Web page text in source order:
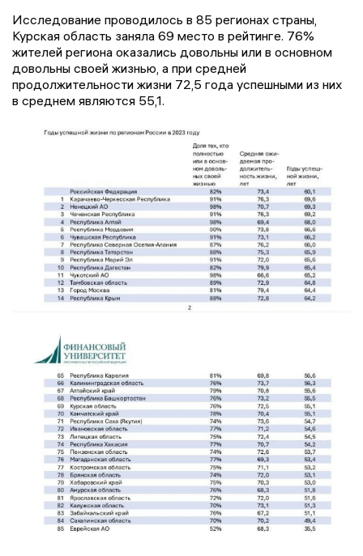
Исследование проводилось в 85 регионах страны,
Курская область заняла 69 место в рейтинге. 76%
жителей региона оказались довольны или в основном
довольны своей жизнью, а при средней
продолжительности жизни 72,5 года успешными из них
в среднем являются 55,1.